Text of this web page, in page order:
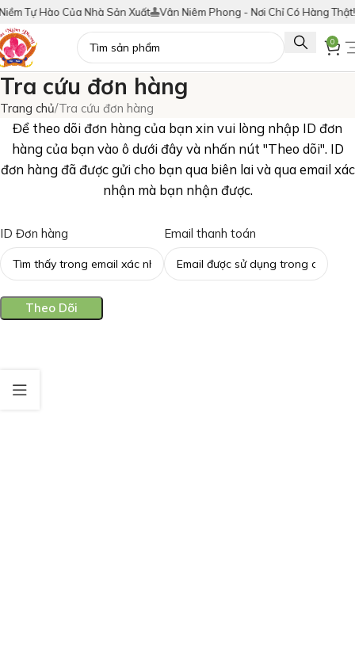
Tự Hào Của Nhà Sản Xuất Vân Niêm Phong - Nơi Chỉ Có Hàng Thật!
0
Tra cứu đơn hàng
Trang chủ Tra cứu đơn hàng
Để theo dõi đơn hàng của bạn xin vui lòng nhập ID đơn
hàng của bạn vào ô dưới đây và nhấn nút "Theo dõi". ID
đơn hàng đã được gửi cho bạn qua biên lai và qua email xác
nhận mà bạn nhận được.
ID Đơn hàng Email thanh toán
Theo Dõi